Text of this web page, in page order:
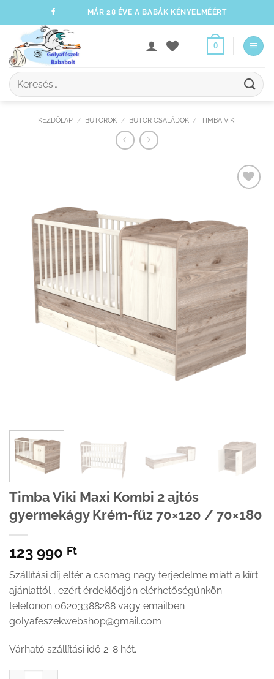
to
content
MÁR 28 ÉVE A BABÁK KÉNYELMÉÉRT
0
Keresés
a
KEZDŐLAP / BÚTOROK / BÚTOR CSALÁDOK / TIMBA VIKI
Timba Viki Maxi Kombi 2 ajtós
gyermekágy Krém-fűz 70×120 / 70×180
123 990 Ft
Szállítási díj eltér a csomag nagy terjedelme miatt a kiírt
ajánlattól , ezért érdeklődjön elérhetőségünkön
telefonon 06203388288 vagy emailben :
golyafeszekwebshop@gmail.com
Várható szállítási idő 2-8 hét.